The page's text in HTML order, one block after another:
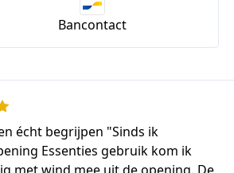
Bancontact
écht begrijpen "Sinds ik
Essenties gebruik kom ik